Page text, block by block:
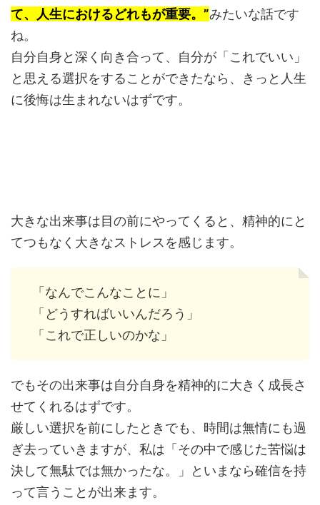
て、人生におけるどれもが重要。”みたいな話です
ね。
自分自身と深く向き合って、自分が「これでいい」
と思える選択をすることができたなら、きっと人生
に後悔は生まれないはずです。
大きな出来事は目の前にやってくると、精神的にと
てつもなく大きなストレスを感じます。
「なんでこんなことに」
「どうすればいいんだろう」
「これで正しいのかな」
でもその出来事は自分自身を精神的に大きく成長さ
せてくれるはずです。
厳しい選択を前にしたときでも、時間は無情にも過
ぎ去っていきますが、私は「その中で感じた苦悩は
決して無駄では無かったな。」といまなら確信を持
って言うことが出来ます。